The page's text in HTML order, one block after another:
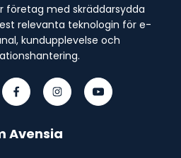
företag med skräddarsydda
relevanta teknologin för e-
kundupplevelse och
Avensia